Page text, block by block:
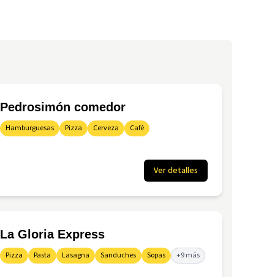
Pedrosimón comedor
Hamburguesas Pizza Cerveza Café
Ver detalles
La Gloria Express
Pizza Pasta Lasagna Sanduches Sopas +9 más